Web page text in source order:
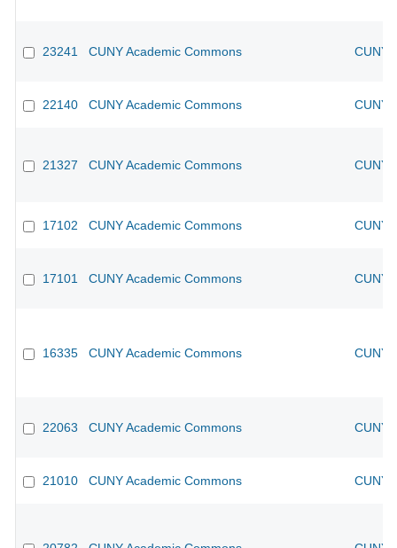
23241 CUNY Academic Commons CUNY
22140 CUNY Academic Commons CUNY
21327 CUNY Academic Commons CUNY
17102 CUNY Academic Commons CUNY
17101 CUNY Academic Commons CUNY
16335 CUNY Academic Commons CUNY
22063 CUNY Academic Commons CUNY
21010 CUNY Academic Commons CUNY